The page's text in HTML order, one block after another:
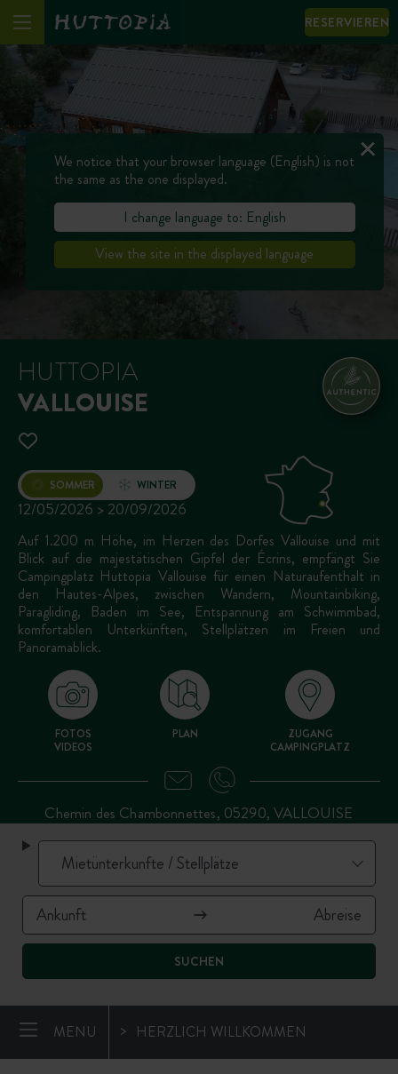
RESERVIEREN
SUCHEN
HUTTOPIA
VALLOUISE
Öffnung
12/05/2026 > 20/09/2026
WINTER
SOMMER
Auf 1.200 m Höhe, im Herzen des Dorfes Vallouise und mit
Blick auf die majestätischen Gipfel der Écrins, empfängt Sie
Campingplatz Huttopia Vallouise für einen Naturaufenthalt in
den Hautes-Alpes, zwischen Wandern, Mountainbiking,
Paragliding, Baden im See, Entspannung am Schwimmbad,
komfortablen Unterkünften, Stellplätzen im Freien und
Panoramablick.
FOTOS
VIDEOS
PLAN
ZUGANG
CAMPINGPLATZ
Chemin des Chambonnettes, 05290, VALLOUISE
MENU HERZLICH WILLKOMMEN
We notice that your browser language (English) is not
the same as the one displayed.
I change language to: English
View the site in the displayed language